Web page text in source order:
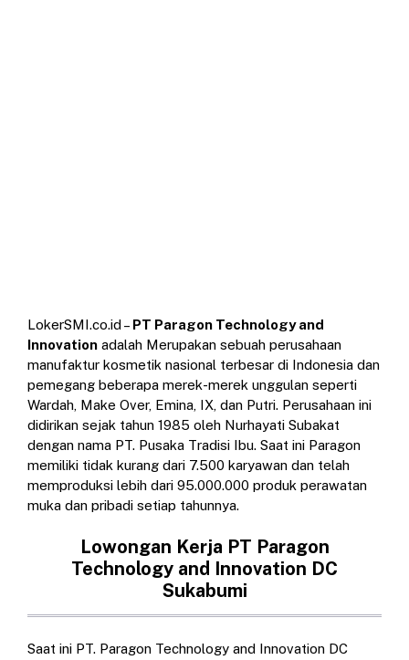
LokerSMI.co.id – PT Paragon Technology and
Innovation adalah Merupakan sebuah perusahaan
manufaktur kosmetik nasional terbesar di Indonesia dan
pemegang beberapa merek-merek unggulan seperti
Wardah, Make Over, Emina, IX, dan Putri. Perusahaan ini
didirikan sejak tahun 1985 oleh Nurhayati Subakat
dengan nama PT. Pusaka Tradisi Ibu. Saat ini Paragon
memiliki tidak kurang dari 7.500 karyawan dan telah
memproduksi lebih dari 95.000.000 produk perawatan
muka dan pribadi setiap tahunnya.
Lowongan Kerja PT Paragon
Technology and Innovation DC
Sukabumi
Saat ini PT. Paragon Technology and Innovation DC